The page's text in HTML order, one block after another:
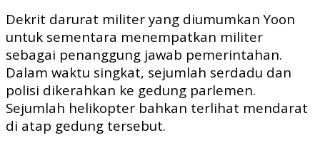
Dekrit darurat militer yang diumumkan Yoon
untuk sementara menempatkan militer
sebagai penanggung jawab pemerintahan.
Dalam waktu singkat, sejumlah serdadu dan
polisi dikerahkan ke gedung parlemen.
Sejumlah helikopter bahkan terlihat mendarat
di atap gedung tersebut.